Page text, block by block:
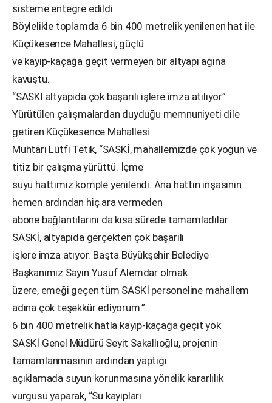
sisteme entegre edildi.
Böylelikle toplamda 6 bin 400 metrelik yenilenen hat ile
Küçükesence Mahallesi, güçlü
ve kayıp-kaçağa geçit vermeyen bir altyapı ağına
kavuştu.
“SASKİ altyapıda çok başarılı işlere imza atılıyor”
Yürütülen çalışmalardan duyduğu memnuniyeti dile
getiren Küçükesence Mahallesi
Muhtarı Lütfi Tetik, “SASKİ, mahallemizde çok yoğun ve
titiz bir çalışma yürüttü. İçme
suyu hattımız komple yenilendi. Ana hattın inşasının
hemen ardından hiç ara vermeden
abone bağlantılarını da kısa sürede tamamladılar.
SASKİ, altyapıda gerçekten çok başarılı
işlere imza atıyor. Başta Büyükşehir Belediye
Başkanımız Sayın Yusuf Alemdar olmak
üzere, emeği geçen tüm SASKİ personeline mahallem
adına çok teşekkür ediyorum.”
6 bin 400 metrelik hatla kayıp-kaçağa geçit yok
SASKİ Genel Müdürü Seyit Sakallıoğlu, projenin
tamamlanmasının ardından yaptığı
açıklamada suyun korunmasına yönelik kararlılık
vurgusu yaparak, “Su kayıpları